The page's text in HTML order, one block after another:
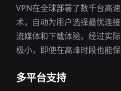
VPN在全球部署了数千台高
术，自动为用户选择最优连
流媒体和下载体验。经过实
极小，即使在高峰时段也能保
多平台支持